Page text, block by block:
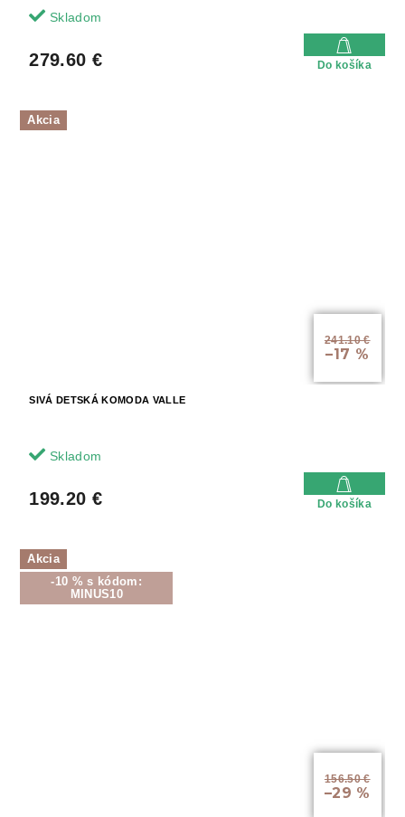
Skladom
279.60 € Do košíka
Akcia
241.10 €
–17 %
SIVÁ DETSKÁ KOMODA VALLE
Skladom
199.20 € Do košíka
Akcia
-10 % s kódom:
MINUS10
156.50 €
–29 %